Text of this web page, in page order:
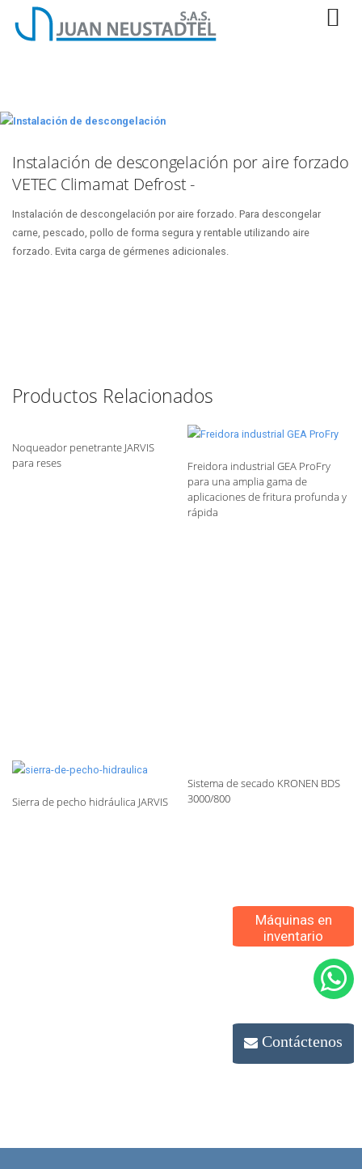
Contáctenos
Máquinas en
inventario
Instalación de descongelación por aire forzado
VETEC Climamat Defrost -
Instalación de descongelación por aire forzado. Para descongelar
carne, pescado, pollo de forma segura y rentable utilizando aire
forzado. Evita carga de gérmenes adicionales.
Productos Relacionados
Noqueador penetrante JARVIS
para reses
Freidora industrial GEA ProFry
para una amplia gama de
aplicaciones de fritura profunda y
rápida
Sierra de pecho hidráulica JARVIS
Sistema de secado KRONEN BDS
3000/800